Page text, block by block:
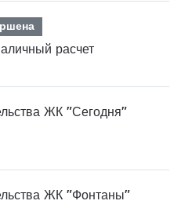
расчет
ЖК "Сегодня"
ЖК "Фонтаны"